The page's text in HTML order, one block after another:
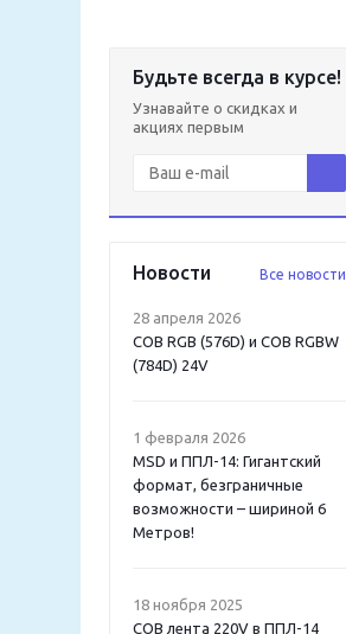
Будьте всегда в курсе!
Узнавайте о скидках и
акциях первым
Новости Все новости
28 апреля 2026
COB RGB (576D) и COB RGBW
(784D) 24V
1 февраля 2026
MSD и ППЛ-14: Гигантский
формат, безграничные
возможности – шириной 6
Метров!
18 ноября 2025
COB лента 220V в ППЛ-14